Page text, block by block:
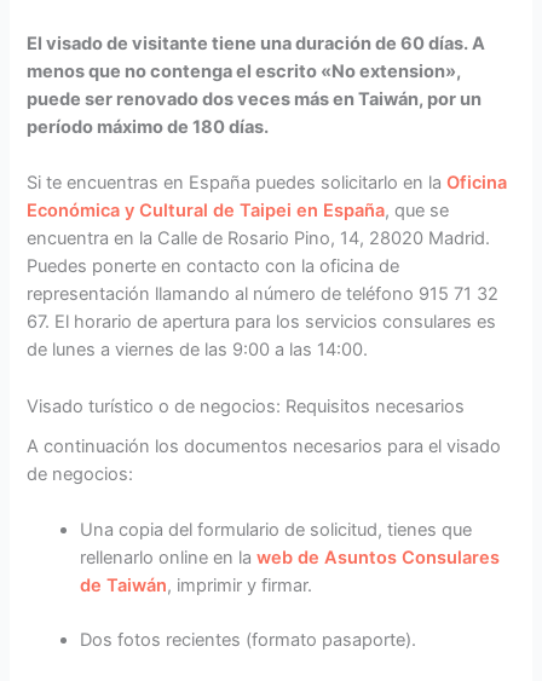
El visado de visitante tiene una duración de 60 días. A
menos que no contenga el escrito «No extension»,
puede ser renovado dos veces más en Taiwán, por un
período máximo de 180 días.
Si te encuentras en España puedes solicitarlo en laOficina
Económica y Cultural de Taipei en España, que se
encuentra en la Calle de Rosario Pino, 14, 28020 Madrid.
Puedes ponerte en contacto con la oficina de
representación llamando al número de teléfono 915 71 32
67. El horario de apertura para los servicios consulares es
de lunes a viernes de las 9:00 a las 14:00.
Visado turístico o de negocios: Requisitos necesarios
A continuación los documentos necesarios para el visado
de negocios:
Una copia del formulario de solicitud, tienes que
rellenarlo online en laweb de Asuntos Consulares
de Taiwán, imprimir y firmar.
Dos fotos recientes (formato pasaporte).